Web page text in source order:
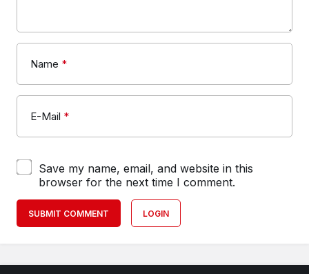
Name *
E-Mail *
Save my name, email, and website in this
browser for the next time I comment.
SUBMIT COMMENT LOGIN